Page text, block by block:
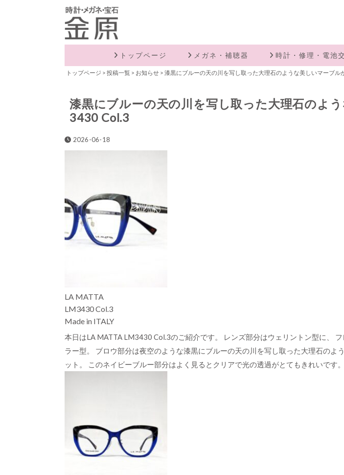
トップページ メガネ・補聴器 時計・修理・電池
トップページ > 投稿一覧> お知らせ> 漆黒にブルーの天の川を写し取った大理石のような美しいマーブ
漆黒にブルーの天の川を写し取った大理石のよ
3430 Col.3
2026-06-18
LA MATTA
LM3430 Col.3
Made in ITALY
本日はLA MATTA LM3430 Col.3のご紹介です。 レンズ部分はウェリントン型に、
ラー型。 ブロウ部分は夜空のような漆黒にブルーの天の川を写し取った大理石の
ット。 このネイビーブルー部分はよく見るとクリアで光の透過がとてもきれいです。